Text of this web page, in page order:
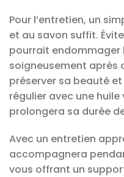
Pour l’entretien, un
et au savon suffit.
pourrait endommager
soigneusement après
préserver sa beauté
régulier avec une
prolongera sa durée
Avec un entretien
accompagnera
vous offrant un